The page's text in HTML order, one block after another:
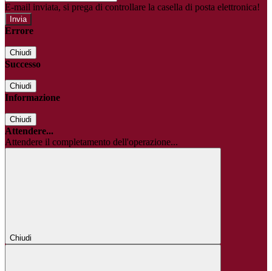
E-mail inviata, si prega di controllare la casella di posta elettronica!
Errore
Chiudi
Successo
Chiudi
Informazione
Chiudi
Attendere...
Attendere il completamento dell'operazione...
Chiudi